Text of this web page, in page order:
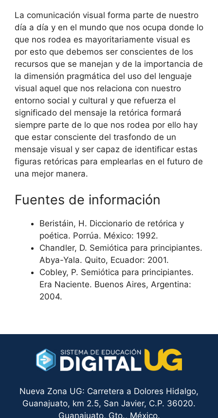
La comunicación visual forma parte de nuestro
día a día y en el mundo que nos ocupa donde lo
que nos rodea es mayoritariamente visual es
por esto que debemos ser conscientes de los
recursos que se manejan y de la importancia de
la dimensión pragmática del uso del lenguaje
visual aquel que nos relaciona con nuestro
entorno social y cultural y que refuerza el
significado del mensaje la retórica formará
siempre parte de lo que nos rodea por ello hay
que estar consciente del trasfondo de un
mensaje visual y ser capaz de identificar estas
figuras retóricas para emplearlas en el futuro de
una mejor manera.
Fuentes de información
Beristáin, H. Diccionario de retórica y
poética. Porrúa. México: 1992.
Chandler, D. Semiótica para principiantes.
Abya-Yala. Quito, Ecuador: 2001.
Cobley, P. Semiótica para principiantes.
Era Naciente. Buenos Aires, Argentina:
2004.
Nueva Zona UG: Carretera a Dolores Hidalgo,
Guanajuato, km 2.5, San Javier, C.P. 36020.
Guanajuato, Gto., México.